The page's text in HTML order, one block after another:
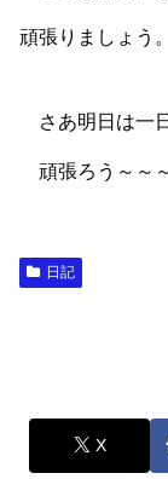
頑張りましょう
さあ明日は一
頑張ろう～～
日記
X